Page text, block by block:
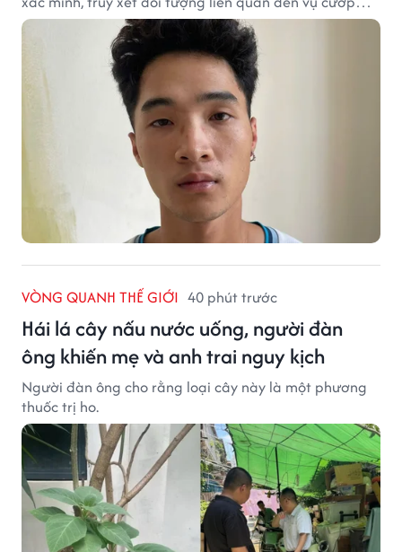
giật tài sản xảy ra tại một cửa hàng cầm đồ trên địa
VÒNG QUANH THẾ GIỚI 40 phút trước
Hái lá cây nấu nước uống, người đàn
ông khiến mẹ và anh trai nguy kịch
Người đàn ông cho rằng loại cây này là một phương
thuốc trị ho.